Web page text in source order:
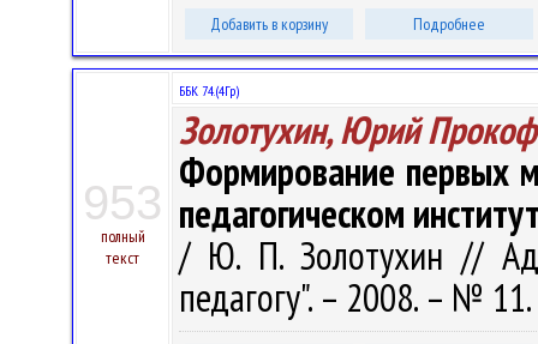
Добавить в корзину Подробнее
953
полный
текст
ББК 74.(4Гр)
Золотухин, Юрий
Формирование первых
педагогическом
/ Ю. П. Золотухин //
педагогу". – 2008. – №